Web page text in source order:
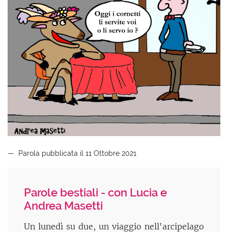
Parola pubblicata il 11 Ottobre 2021
Parole bestiali - con Lucia e
Andrea Masetti
Un lunedì su due, un viaggio nell'arcipelago